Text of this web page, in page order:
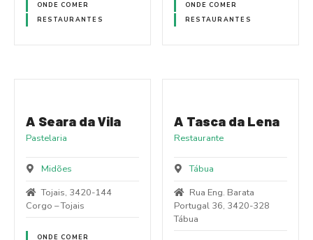
ONDE COMER
RESTAURANTES
ONDE COMER
RESTAURANTES
A Seara da Vila
Pastelaria
Midões
Tojais, 3420-144
Corgo – Tojais
ONDE COMER
A Tasca da Lena
Restaurante
Tábua
Rua Eng. Barata
Portugal 36, 3420-328
Tábua